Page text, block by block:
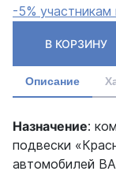
-5% участникам
В КОРЗИНУ
Описание
Назначение:
подвески
автомобилей